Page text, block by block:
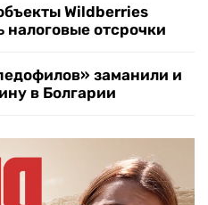
Wildberries
налоговые отсрочки
заманили и
в Болгарии